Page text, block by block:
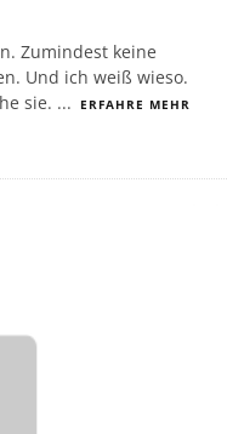
Zumindest keine
Und ich weiß wieso.
sie. ... ERFAHRE MEHR